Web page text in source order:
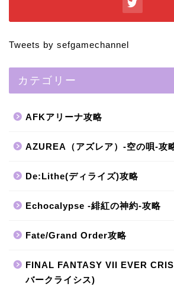
Tweets by sefgamechannel
カテゴリー
AFKアリーナ攻略
AZUREA（アズレア）-空の唄-攻
De:Lithe(ディライズ)攻略
Echocalypse -緋紅の神約-攻略
Fate/Grand Order攻略
FINAL FANTASY VII EVER
バークライシス)